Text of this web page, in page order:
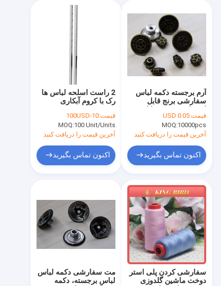
نقل و انتقالات سنگ مصنوعی بیرنگ و حرارت
بافته الاستیک بافته شده
زیپ های سفارشی
گل مصنوعی خوشه
دست ساز گردنبند
پنبه نایلون توری پارچه
ژل کوسن صندلی
2 راست اسلحه لباس ها
رک با کروم آبکاری
قیمت:10-100USD
MOQ:100 Unit/Units
آخرین قیمت را دریافت کنید
اکنون تماس بگیرید
آرم برجسته دکمه لباس
سفارشی برنج قابل
شستشو
قیمت:USD 0.05
MOQ:10000pcs
آخرین قیمت را دریافت کنید
اکنون تماس بگیرید
مت سفارشی دکمه لباس
لباس برجسته، دکمه
سفارشی کردن پلی استر
دوخت ماشین گلدوزی